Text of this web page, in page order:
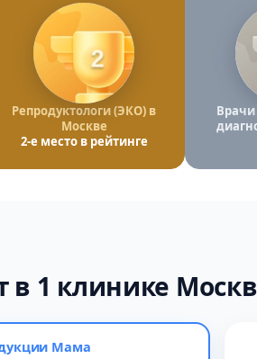
2
Репродуктологи (ЭКО) в
Москве
2-е место в рейтинге
Врачи
в 1 клинике
Мама